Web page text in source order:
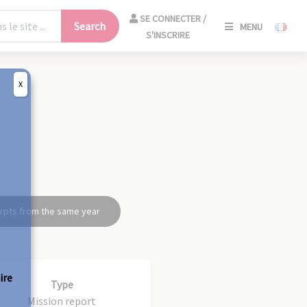
Search
SE CONNECTER /
S'INSCRIRE
MENU
from the same year
Type
Mission report
X